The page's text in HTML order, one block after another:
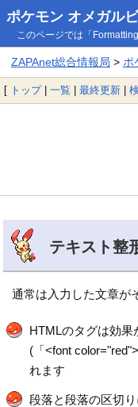
ポケモン オメガル
このページでは「
ZAPAnet総合情報局 > ポ
[ トップ| 一覧 | 最終更新 |
テキスト整
通常は入力した文章が
HTMLのタグは効果
(「<font
れます
段落と段落の区切